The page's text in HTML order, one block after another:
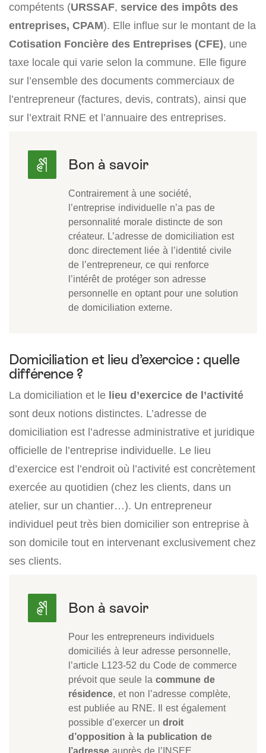
compétents (URSSAF, service des impôts des
entreprises, CPAM). Elle influe sur le montant de la
Cotisation Foncière des Entreprises (CFE), une
taxe locale qui varie selon la commune. Elle figure
sur l’ensemble des documents commerciaux de
l’entrepreneur (factures, devis, contrats), ainsi que
sur l’extrait RNE et l’annuaire des entreprises.
Contrairement à une société,
l’entreprise individuelle n’a pas de
personnalité morale distincte de son
créateur. L’adresse de domiciliation est
donc directement liée à l’identité civile
de l’entrepreneur, ce qui renforce
l’intérêt de protéger son adresse
personnelle en optant pour une solution
de domiciliation externe.
Domiciliation et lieu d’exercice : quelle
différence ?
La domiciliation et le lieu d’exercice de l’activité
sont deux notions distinctes. L’adresse de
domiciliation est l’adresse administrative et juridique
officielle de l’entreprise individuelle. Le lieu
d’exercice est l’endroit où l’activité est concrètement
exercée au quotidien (chez les clients, dans un
atelier, sur un chantier…). Un entrepreneur
individuel peut très bien domicilier son entreprise à
son domicile tout en intervenant exclusivement chez
ses clients.
Pour les entrepreneurs individuels
domiciliés à leur adresse personnelle,
l’article L123-52 du Code de commerce
prévoit que seule la commune de
résidence, et non l’adresse complète,
est publiée au RNE. Il est également
possible d’exercer un droit
d’opposition à la publication de